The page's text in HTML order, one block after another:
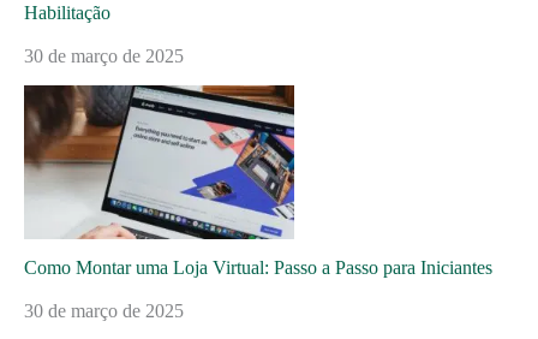
Habilitação
30 de março de 2025
Como Montar uma Loja Virtual: Passo a Passo para Iniciantes
30 de março de 2025